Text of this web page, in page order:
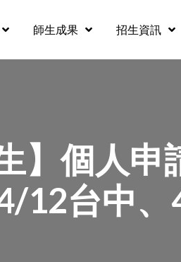
師生成果 招生資訊
】個人
12台中